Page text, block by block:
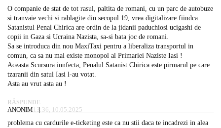
O companie de stat de tot rasul, paltita de romani, cu un parc de autobuze
si tranvaie vechi si rablagite din secopul 19, vrea digitalizare fiindca
Satanistul Penal Chirica are ordin de la jidanii paduchiosi ucigashi de
copii in Gaza si Ucraina Nazista, sa-si bata joc de romani.
Sa se introduca din nou MaxiTaxi pentru a liberaliza transportul in
comun, ca sa nu mai existe monopol al Primariei Naziste Iasi !
Aceasta Scursura innfecta, Penalul Satanist Chirica este pirmarul pe care
tzaranii din satul Iasi l-au votat.
Asta au vrut asta au !
RĂSPUNDE
ANONIM 13:36, 10.05.2025
problema cu cardurile e-ticketing este ca nu stii daca te incadrezi in alea